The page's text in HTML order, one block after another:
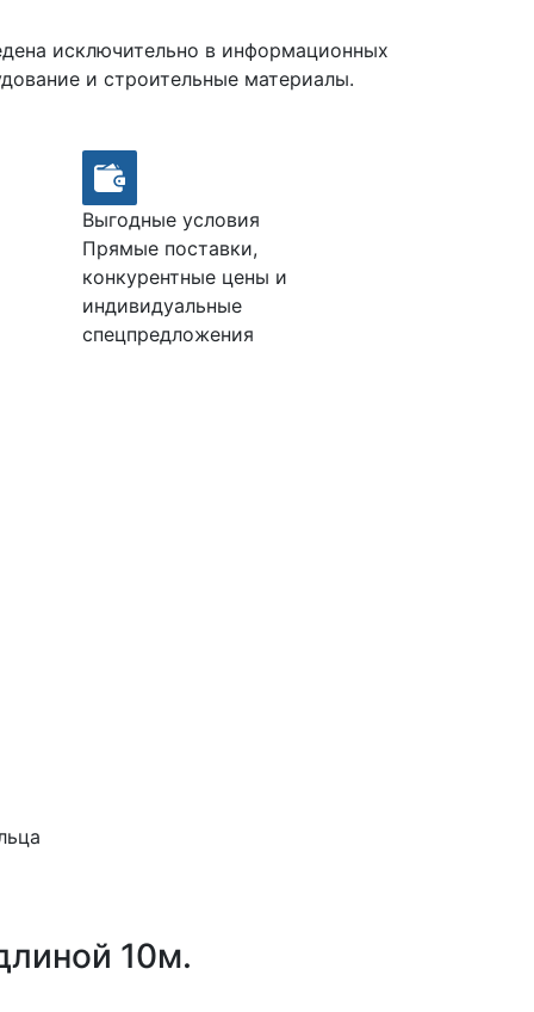
исключительно в информационных
и строительные материалы.
Выгодные условия
Прямые поставки,
конкурентные цены и
индивидуальные
спецпредложения
10м.